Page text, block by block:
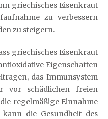
griechisches Eisenkraut
zu verbessern
zu steigern.
griechisches Eisenkraut
Eigenschaften
das Immunsystem
vor schädlichen freien
regelmäßige Einnahme
die Gesundheit des